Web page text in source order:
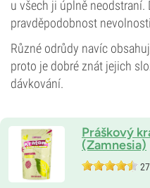
u všech ji úplně neodstraní.
pravděpodobnost
Různé odrůdy navíc
proto je dobré znát jejich
dávkování.
Práškový
(Zamnesia)